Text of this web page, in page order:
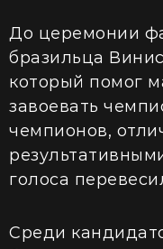
До церемонии
бразильца
который помог
завоевать
чемпионов,
голоса
Среди